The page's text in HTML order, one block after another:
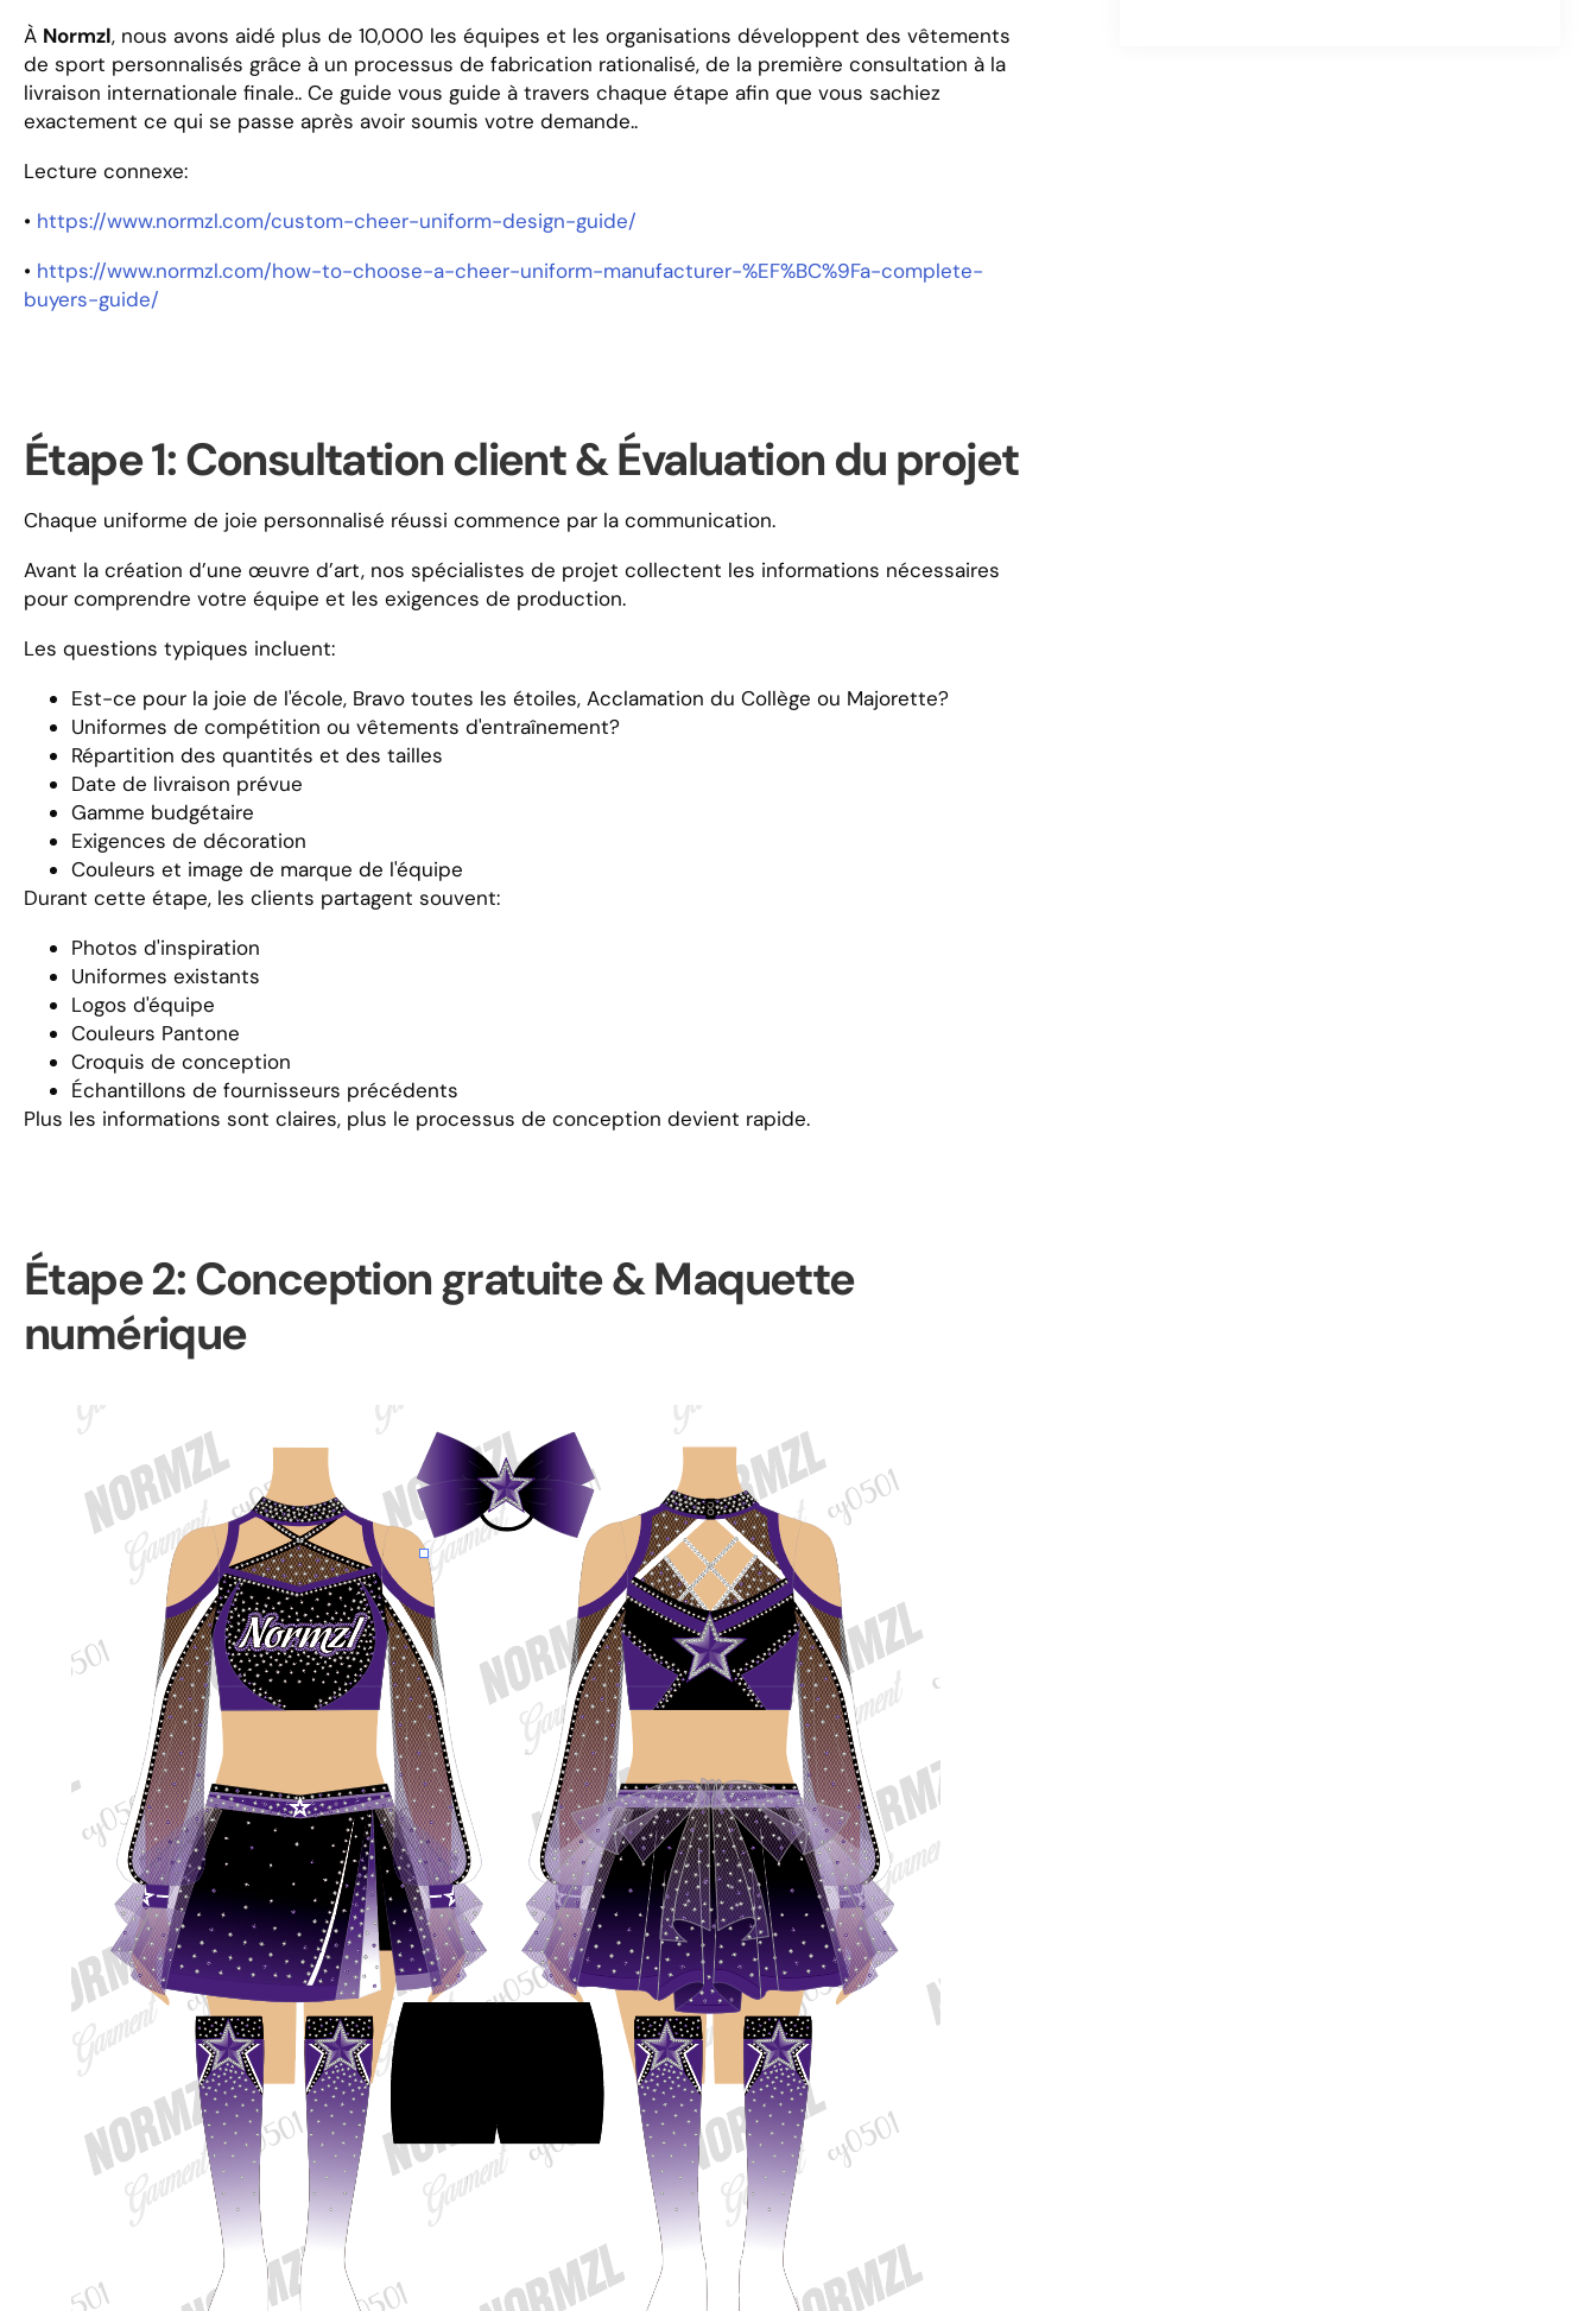
À Normzl, nous avons aidé plus de 10,000 les équipes et les organisations développent des vêtements
de sport personnalisés grâce à un processus de fabrication rationalisé, de la première consultation à la
livraison internationale finale.. Ce guide vous guide à travers chaque étape afin que vous sachiez
exactement ce qui se passe après avoir soumis votre demande..
Lecture connexe:
• https://www.normzl.com/custom-cheer-uniform-design-guide/
• https://www.normzl.com/how-to-choose-a-cheer-uniform-manufacturer-%EF%BC%9Fa-complete-
buyers-guide/
Étape 1: Consultation client & Évaluation du projet
Chaque uniforme de joie personnalisé réussi commence par la communication.
Avant la création d’une œuvre d’art, nos spécialistes de projet collectent les informations nécessaires
pour comprendre votre équipe et les exigences de production.
Les questions typiques incluent:
Est-ce pour la joie de l'école, Bravo toutes les étoiles, Acclamation du Collège ou Majorette?
Uniformes de compétition ou vêtements d'entraînement?
Répartition des quantités et des tailles
Date de livraison prévue
Gamme budgétaire
Exigences de décoration
Couleurs et image de marque de l'équipe
Durant cette étape, les clients partagent souvent:
Photos d'inspiration
Uniformes existants
Logos d'équipe
Couleurs Pantone
Croquis de conception
Échantillons de fournisseurs précédents
Plus les informations sont claires, plus le processus de conception devient rapide.
Étape 2: Conception gratuite & Maquette
numérique